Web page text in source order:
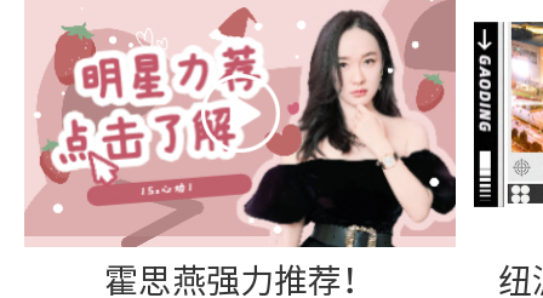
霍思燕强力推荐！